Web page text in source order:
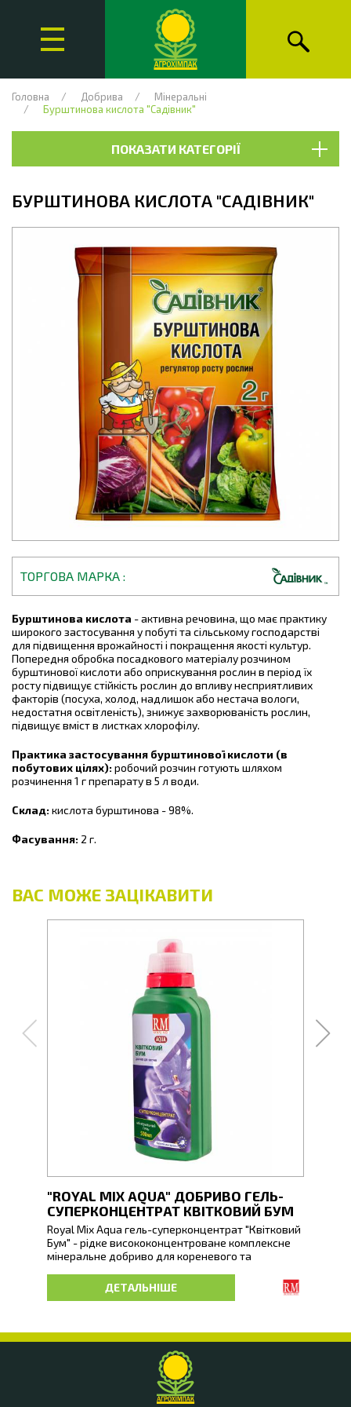
Головна Добрива
Мінеральні
Бурштинова кислота "Садівник"
ПОКАЗАТИ КАТЕГОРІЇ
БУРШТИНОВА КИСЛОТА "САДІВНИК"
ТОРГОВА МАРКА
Бурштинова кислота - активна речовина, що має практику
широкого застосування у побуті та сільському господарстві
для підвищення врожайності і покращення якості культур.
Попередня обробка посадкового матеріалу розчином
бурштинової кислоти або оприскування рослин в період їх
росту підвищує стійкість рослин до впливу несприятливих
факторів (посуха, холод, надлишок або нестача вологи,
недостатня освітленість), знижує захворюваність рослин,
підвищує вміст в листках хлорофілу.
Практика застосування бурштинової кислоти (в
побутових цілях):робочий розчин готують шляхом
розчинення 1 г препарату в 5 л води.
Склад:кислота бурштинова - 98%.
Фасування: 2 г.
ВАС МОЖЕ ЗАЦІКАВИТИ
"ROYAL MIX AQUA" ДОБРИВО ГЕЛЬ-
СУПЕРКОНЦЕНТРАТ КВІТКОВИЙ БУМ
Royal Mix Aqua гель-суперконцентрат "Квітковий
Бум" - рідке висококонцентроване комплексне
мінеральне добриво для кореневого та
кімнатних, балконних та вуличних рослин.
Стимулює процеси бутоноутворення, забезпечує
ДЕТАЛЬНІШЕ